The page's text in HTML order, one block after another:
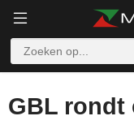
GBL rondt